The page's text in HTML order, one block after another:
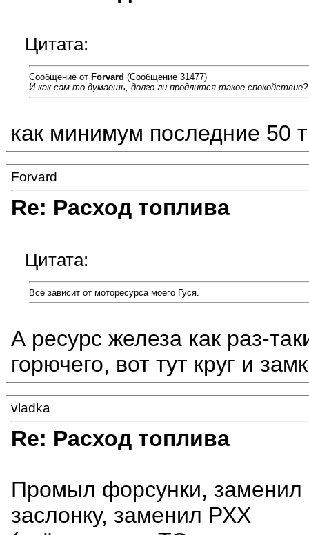
Цитата:
Сообщение от Forvard (Сообщение 31477)
И как сам то думаешь, долго ли продлится такое спокойствие?
как минимум последние 50
Forvard
Re: Расход топлива
Цитата:
Всё зависит от моторесурса моего Гуся.
А ресурс железа как раз-
горючего, вот тут круг и
vladka
Re: Расход топлива
Промыл форсунки,
заслонку, заменил РХХ